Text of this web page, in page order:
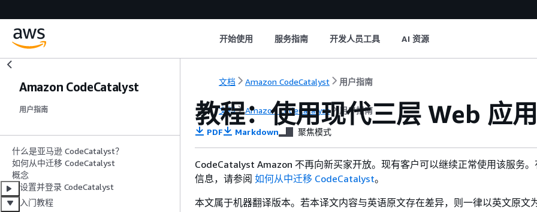
开始使用 服务指南 开发人员工具 AI 资源
Amazon CodeCatalyst
用户指南
什么是亚马逊 CodeCatalyst？
如何从中迁移 CodeCatalyst
概念
设置并登录 CodeCatalyst
入门教程
文档 Amazon CodeCatalyst 用户指南
文档 Amazon CodeCatalyst 用户指南
教程：使用现代三层 Web 应
PDF Markdown 聚焦模式
CodeCatalyst Amazon 不再向新买家开放。现有客户可以继续正常使用该服务。
信息，请参阅 如何从中迁移 CodeCatalyst。
本文属于机器翻译版本。若本译文内容与英语原文存在差异，则一律以英文原文为